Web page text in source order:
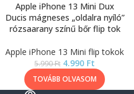
Apple iPhone 13 Mini Dux
Ducis mágneses „oldalra nyíló”
rózsaarany színű bőr flip tok
Apple iPhone 13 Mini flip tokok
5.990Ft 4.990 Ft
TOVÁBB OLVASOM